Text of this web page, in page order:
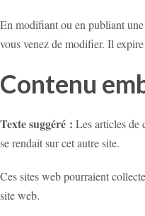
En modifiant ou en publiant
vous venez de modifier. Il
Contenu
Texte suggéré : Les articles de
se rendait sur cet autre site.
Ces sites web pourraient
site web.